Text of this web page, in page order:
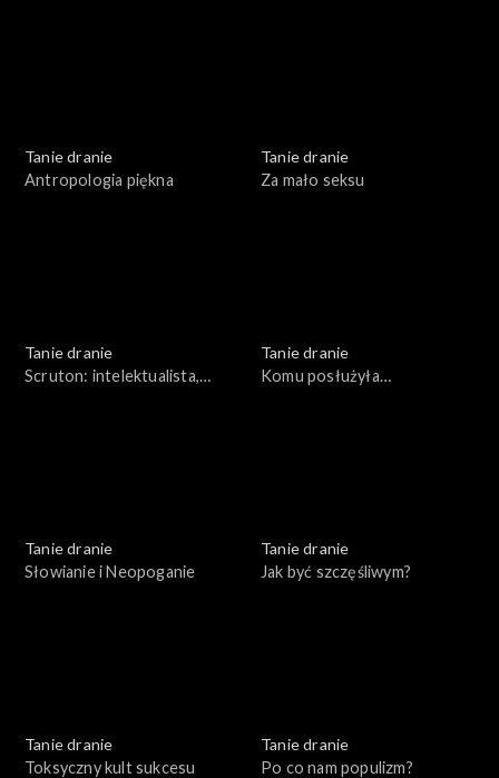
Tanie dranie
Antropologia piękna
Tanie dranie
Za mało seksu
Tanie dranie
Scruton: intelektualista,
Tanie dranie
Komu posłużyła
Tanie dranie
Słowianie i Neopoganie
Tanie dranie
Jak być szczęśliwym?
Tanie dranie
Toksyczny kult sukcesu
Tanie dranie
Po co nam populizm?